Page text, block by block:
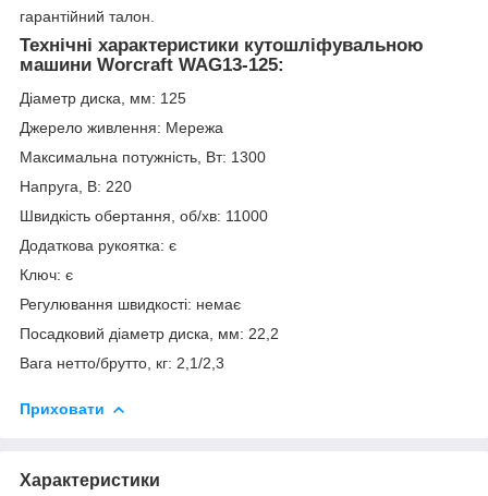
гарантійний талон.
Технічні характеристики кутошліфувальною
машини Worcraft WAG13-125:
Діаметр диска, мм: 125
Джерело живлення: Мережа
Максимальна потужність, Вт: 1300
Напруга, В: 220
Швидкість обертання, об/хв: 11000
Додаткова рукоятка: є
Ключ: є
Регулювання швидкості: немає
Посадковий діаметр диска, мм: 22,2
Вага нетто/брутто, кг: 2,1/2,3
Приховати
Характеристики